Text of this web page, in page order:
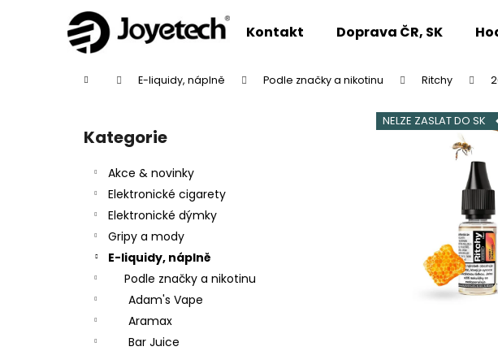
Kontakt Doprava ČR, SK
Domů E-liquidy, náplně Podle značky a nikotinu Ritchy
Přeskočit
kategorie
Kategorie
Akce & novinky
Elektronické cigarety
Elektronické dýmky
Gripy a mody
E-liquidy, náplně
Podle značky a nikotinu
Adam's Vape
Aramax
Bar Juice
NELZE ZASLAT DO SK
Zpět
Zpět
Co